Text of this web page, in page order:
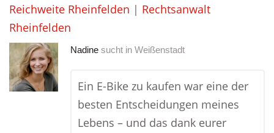
Reichweite Rheinfelden | Rechtsanwalt
Rheinfelden
Nadine sucht in Weißenstadt
Ein E-Bike zu kaufen war eine der
besten Entscheidungen meines
Lebens – und das dank eurer